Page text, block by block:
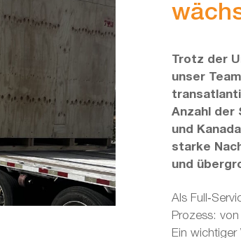
Trotz der
unser
Anzahl der
und
starke
und
Als
Prozess:
Ein wichtiger